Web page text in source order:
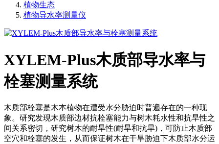
植物生态
植物导水率测量仪
XYLEM-Plus木质部导水率与
栓塞测量系统
木质部栓塞是木本植物在遭受水分胁迫时普遍存在的一种现
象。研究发现木质部边材抗栓塞能力与树木耗水性和抗旱性之
间关系密切，研究树木的耐旱性(耐旱和抗旱)，可防止木质部
空穴和栓塞的发生，从而保证树木在干旱胁迫下木质部水分运